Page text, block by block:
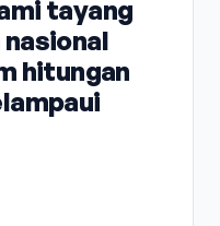
tayang
hitungan